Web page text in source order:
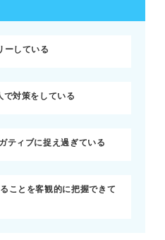
ーしている
対策をしている
ティブに捉え過ぎている
ことを客観的に把握できて